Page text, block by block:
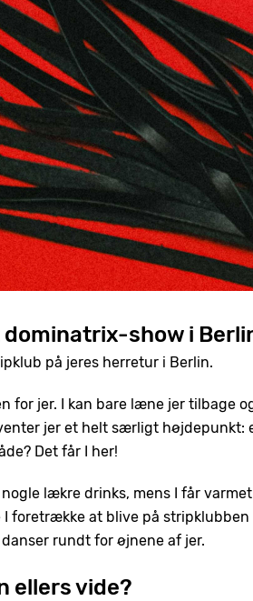
dominatrix-show i
på jeres herretur i Berlin.
for jer. I kan bare læne jer tilbage
jer et helt særligt højdepunkt:
Det får I her!
nogle lækre drinks, mens I får
foretrække at blive på
rundt for øjnene af jer.
ellers vide?